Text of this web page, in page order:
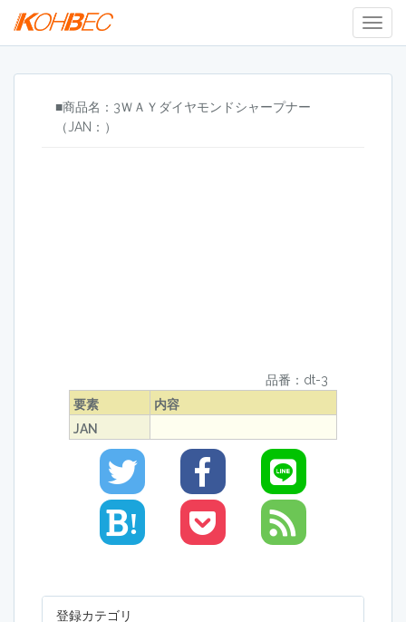
■商品名：3ＷＡＹダイヤモンドシャープナー
（JAN：）
品番：dt-3
要素
内容
JAN
!
登録カテゴリ